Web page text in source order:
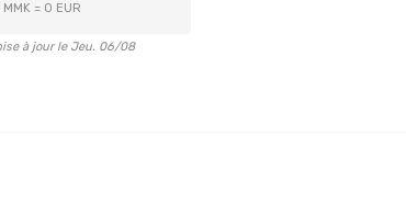
MMK = 0 EUR
à jour le Jeu. 06/08